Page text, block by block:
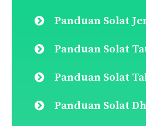
Panduan Solat
Panduan Solat
Panduan Solat
Panduan Solat